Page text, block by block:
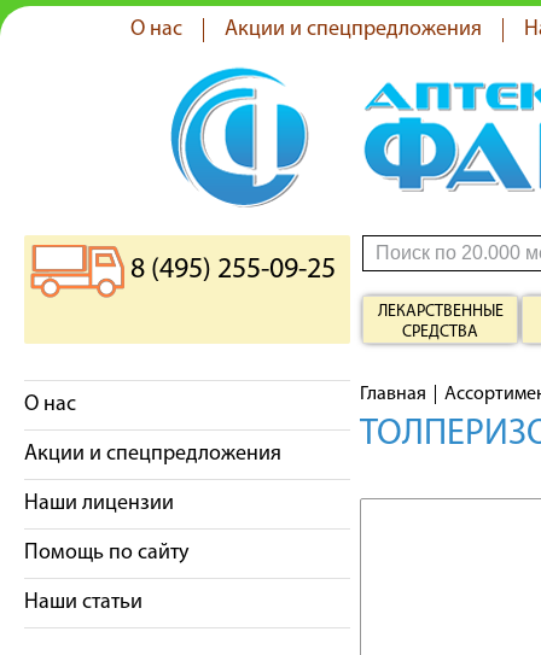
О нас Акции и спецпредложения
8 (495) 255-09-25
ЛЕКАРСТВЕННЫЕ
СРЕДСТВА
О нас
Акции и спецпредложения
Наши лицензии
Помощь по сайту
Наши статьи
Главная